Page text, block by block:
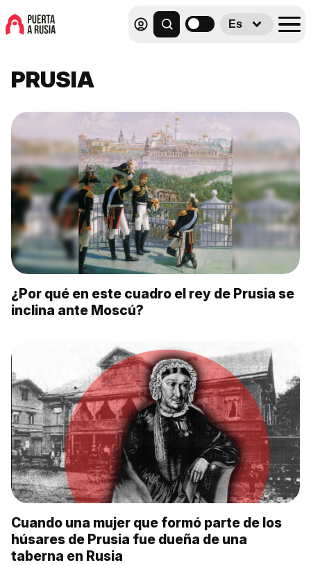
Es
PRUSIA
¿Por qué en este cuadro el rey de Prusia se
inclina ante Moscú?
Cuando una mujer que formó parte de los
húsares de Prusia fue dueña de una
taberna en Rusia